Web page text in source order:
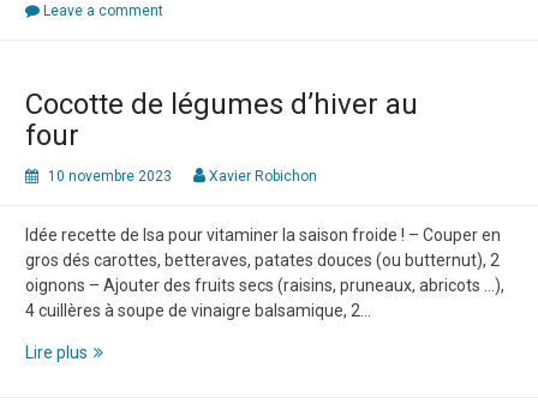
Leave a comment
Cocotte de légumes d’hiver au
four
10 novembre 2023 Xavier Robichon
Idée recette de Isa pour vitaminer la saison froide ! – Couper en
gros dés carottes, betteraves, patates douces (ou butternut), 2
oignons – Ajouter des fruits secs (raisins, pruneaux, abricots …),
4 cuillères à soupe de vinaigre balsamique, 2…
Lire plus Cocotte